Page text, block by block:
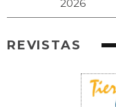
REVISTAS